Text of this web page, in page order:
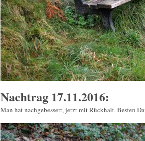
Nachtrag 17.11.2016:
Man hat nachgebessert, jetzt mit Rückhalt. Besten